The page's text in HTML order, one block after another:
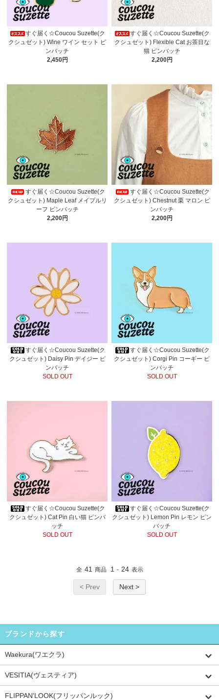
すぐ届く☆Coucou Suzette(ク
クシュゼット) Wine ワイン セット ピ
ンバッチ
2,450円
すぐ届く☆Coucou Suzette(ク
クシュゼット) Flexible Cat お茶目な
猫 ピンバッチ
2,200円
すぐ届く☆Coucou Suzette(ク
クシュゼット) Maple Leaf メイプルリ
ーフ ピンバッチ
2,200円
すぐ届く☆Coucou Suzette(ク
クシュゼット) Chestnut 栗 マロン ピ
ンバッチ
2,200円
すぐ届く☆Coucou Suzette(ク
クシュゼット) Daisy Pin デイジー ピ
ンバッチ
SOLD OUT
すぐ届く☆Coucou Suzette(ク
クシュゼット) Corgi Pin コーギー ピ
ンバッチ
SOLD OUT
すぐ届く☆Coucou Suzette(ク
クシュゼット) Cat Pin 白い猫 ピンバ
ッチ
SOLD OUT
すぐ届く☆Coucou Suzette(ク
クシュゼット) Lemon Pin レモン ピン
バッチ
SOLD OUT
全 41 商品 1 - 24 表示
< Prev Next >
ブランドから探す
Waekura(ワエクラ)
VESITIA(ヴェスティア)
FLIPPAN'LOOK(フリッパンルック)